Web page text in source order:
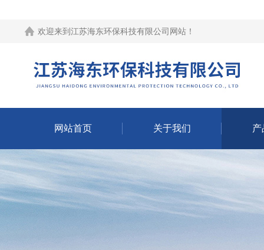
欢迎来到江苏海东环保科技有限公司网站！
网站首页 关于我们 产